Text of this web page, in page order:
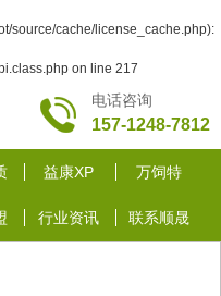
source/cache/license_cache.php):
on line 217
电话咨询
157-1248-7812
益康XP 万饲特
行业资讯 联系顺晟